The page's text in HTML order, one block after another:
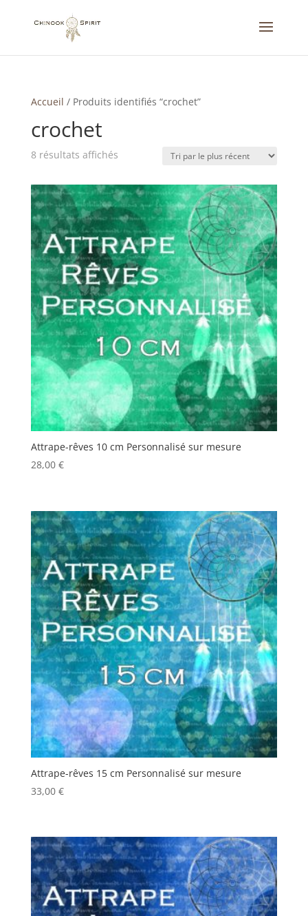
Accueil / Produits identifiés “crochet”
crochet
8 résultats affichésTrié
plus
récent
au
plus
ancien
Attrape-rêves 10 cm Personnalisé sur mesure
28,00 €
Attrape-rêves 15 cm Personnalisé sur mesure
33,00 €